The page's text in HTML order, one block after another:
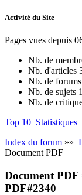
Activité du Site
Pages vues depuis
Nb. de
Nb. d'articles
Nb. de forums
Nb. de sujets
Nb. de
Top 10 Statistiques
Index du forum »»
Document PDF
Document PDF
PDF#2340